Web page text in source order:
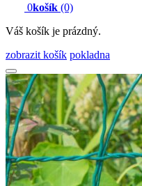
0košík (0)
Váš košík je prázdný.
zobrazit košík pokladna